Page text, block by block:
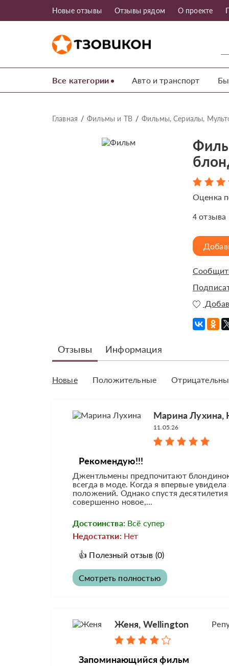
Новые отзывы Отзывы рядом О проекте
Все категории Авто и транспорт
Главная Фильмы и ТВ Фильмы, Сериалы,
Оценка
4 отзыва
Отзывы Информация
Новые Положительные
Марина Лухина,
11.05.26
Рекомендую!!!
Джентльмены предпочитают
всегда в моде. Когда я впервые
положений. Однако спустя
совершенно новое,...
Достоинства: Всё супер
Недостатки: Нет
👍 Полезный отзыв (0)
Смотреть полностью
Женя, Wellington
Запоминающийся фильм